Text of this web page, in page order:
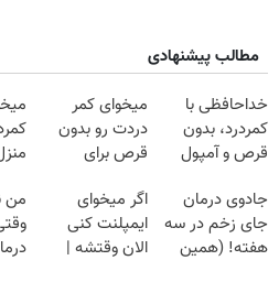
مطالب پیشنهادی
خداحافظی با
کمردرد، بدون
قرص و آمپول
میخوای کمر
دردت رو بدون
قرص برای
کنی؟
(◂پرسش‌نامه رو
پر کن)
جادوی درمان
جای زخم در سه
هفته! (همین
اگر میخوای
ایمپلنت کنی
الان وقتشه |
من